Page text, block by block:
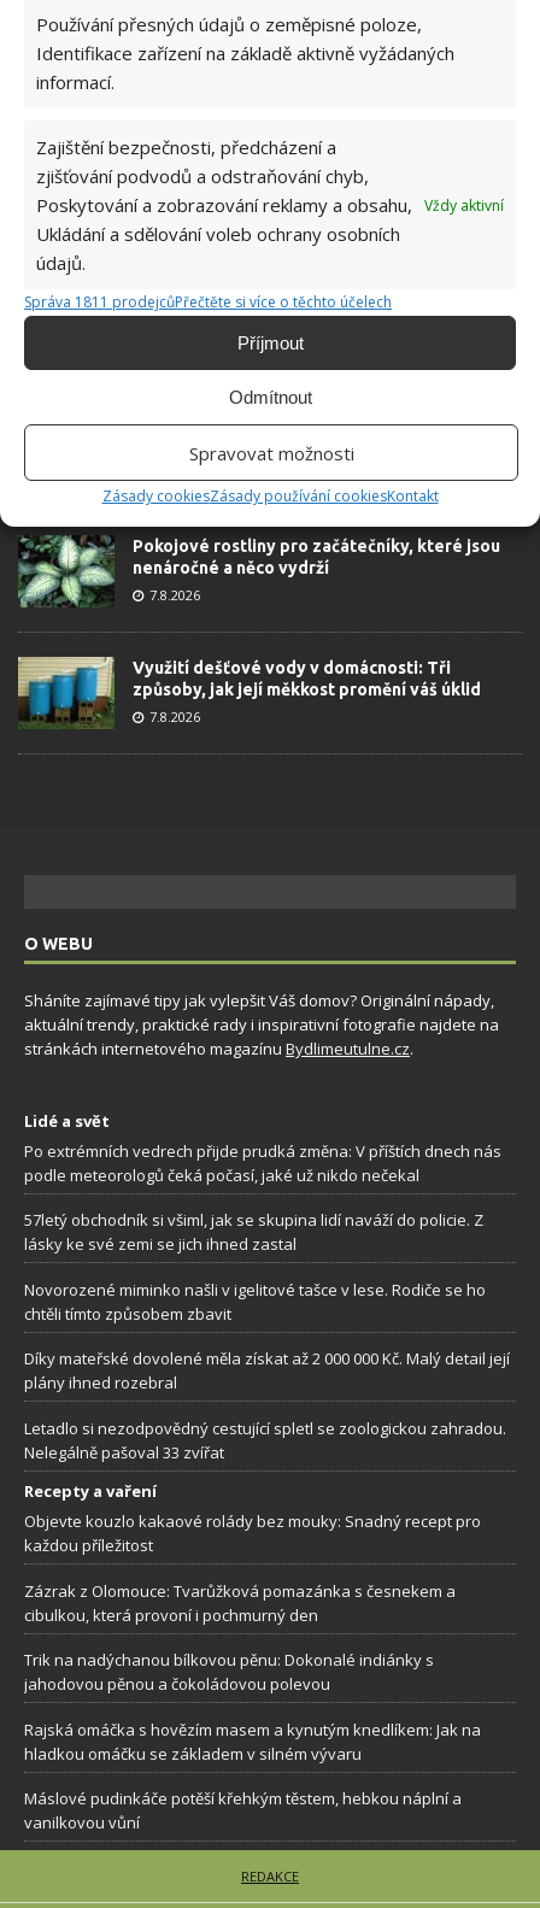
Používání přesných údajů o zeměpisné poloze,
Identifikace zařízení na základě aktivně vyžádaných
informací.
Zajištění bezpečnosti, předcházení a
zjišťování podvodů a odstraňování chyb,
Poskytování a zobrazování reklamy a obsahu,
Ukládání a sdělování voleb ochrany osobních
údajů.
Vždy aktivní
Správa 1811 prodejcůPřečtěte si více o těchto účelech
Příjmout
Odmítnout
Spravovat možnosti
Zásady cookiesZásady používání cookiesKontakt
komunismu: 10 retro otázek ukáže, kdo má
dobrý přehled
23.6.2026
socialismu: Tehdejší řidiči musí získat 10 z 10
bodů
6.5.2026
ŽHAVÉ NOVINKY
Tyto rostliny odpuzují klíšťata. Ujistěte se, že je
máte na zahrádce
Pokojové rostliny pro začátečníky, které jsou
nenáročné a něco vydrží
7.8.2026
Využití dešťové vody v domácnosti: Tři
způsoby, jak její měkkost promění váš úklid
7.8.2026
O WEBU
Sháníte zajímavé tipy jak vylepšit Váš domov? Originální nápady,
aktuální trendy, praktické rady i inspirativní fotografie najdete na
stránkách internetového magazínu Bydlimeutulne.cz.
Lidé a svět
Po extrémních vedrech přijde prudká změna: V příštích dnech nás
podle meteorologů čeká počasí, jaké už nikdo nečekal
57letý obchodník si všiml, jak se skupina lidí naváží do policie. Z
lásky ke své zemi se jich ihned zastal
Novorozené miminko našli v igelitové tašce v lese. Rodiče se ho
chtěli tímto způsobem zbavit
Díky mateřské dovolené měla získat až 2 000 000 Kč. Malý detail její
plány ihned rozebral
Letadlo si nezodpovědný cestující spletl se zoologickou zahradou.
Nelegálně pašoval 33 zvířat
Recepty a vaření
Objevte kouzlo kakaové rolády bez mouky: Snadný recept pro
každou příležitost
Zázrak z Olomouce: Tvarůžková pomazánka s česnekem a
cibulkou, která provoní i pochmurný den
Trik na nadýchanou bílkovou pěnu: Dokonalé indiánky s
jahodovou pěnou a čokoládovou polevou
Rajská omáčka s hovězím masem a kynutým knedlíkem: Jak na
hladkou omáčku se základem v silném vývaru
Máslové pudinkáče potěší křehkým těstem, hebkou náplní a
vanilkovou vůní
REDAKCE